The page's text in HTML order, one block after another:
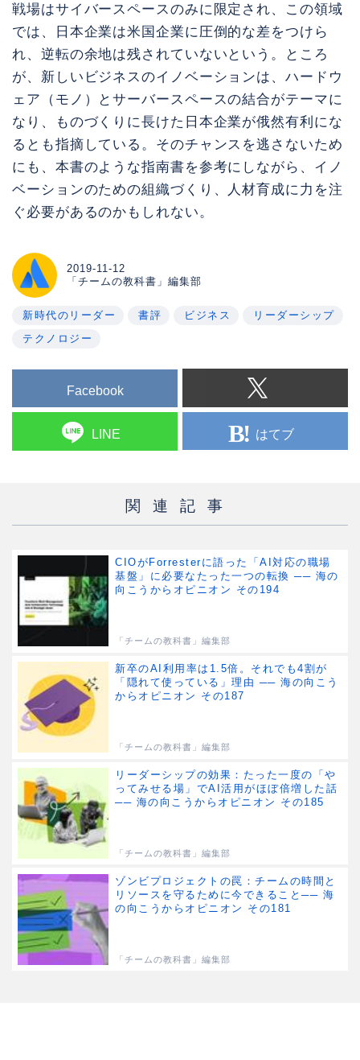
戦場はサイバースペースのみに限定され、この領域
では、日本企業は米国企業に圧倒的な差をつけら
れ、逆転の余地は残されていないという。ところ
が、新しいビジネスのイノベーションは、ハードウ
ェア（モノ）とサーバースペースの結合がテーマに
なり、ものづくりに長けた日本企業が俄然有利にな
るとも指摘している。そのチャンスを逃さないため
にも、本書のような指南書を参考にしながら、イノ
ベーションのための組織づくり、人材育成に力を注
ぐ必要があるのかもしれない。
2019-11-12
「チームの教科書」編集部
新時代のリーダー 書評 ビジネス
リーダーシップ
テクノロジー
Facebook
LINE はてブ
関連記事
CIOがForresterに語った「AI対応の職場
基盤」に必要なたった一つの転換 ── 海の
向こうからオピニオン その194
「チームの教科書」編集部
新卒のAI利用率は1.5倍。それでも4割が
「隠れて使っている」理由 ── 海の向こう
からオピニオン その187
「チームの教科書」編集部
リーダーシップの効果：たった一度の「や
ってみせる場」でAI活用がほぼ倍増した話
── 海の向こうからオピニオン その185
「チームの教科書」編集部
ゾンビプロジェクトの罠：チームの時間と
リソースを守るために今できること── 海
の向こうからオピニオン その181
「チームの教科書」編集部